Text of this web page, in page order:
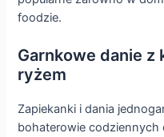
foodzie.
Garnkowe danie z
ryżem
Zapiekanki i dania
bohaterowie codziennych